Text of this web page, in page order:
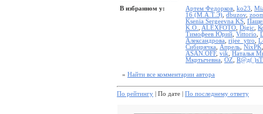
В избранном у:
Артем Федорков ko23
16 (М.А.Т.Э) dbuzov,
Ksenia Sergeevna KS
K.O.
ALEXFOTO Digic
Тимофеев Юрий Vittorio
Александрова
rijee_ytro
Сибирячка
Апрель NixPK
ASAN.OFF, vik
Наталья
Мкртычевна
OZ R@д(
» Найти все комментарии автора
По рейтингу | По дате | По последнему ответу